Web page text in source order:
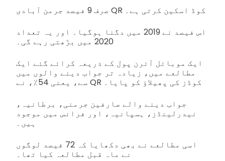
صرف 9 فیصد جرمن آبادی QR کوڈ اسکین کرتی ہے۔
اس فیصد نے 2019 میں دگنا ہوگیا۔ اور یہ تعداد
2020 میں بڑھتی رہے گی۔
ایک موبائل آئرن پول کے ذریعہ کرائے گئے ایک
مطالعے میں، زیادہ تر جواب دینے والوں میں
سے، یعنی 54٪، نے QR کوڈز کی پھیلاؤ کو پایا۔
جواب دینے والے صارفین جرمنی، برطانیہ،
نیدرلینڈز، ہسپانیہ، اور فرانس میں موجود
ہیں۔
اسی مطالعے نے بھی دکھایا کہ 72 فیصد لوگوں
نے ماہ قبل مطالعہ کیا تھا۔